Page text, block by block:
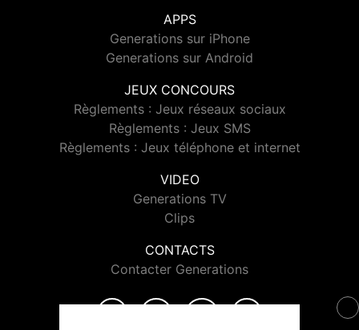
APPS
Generations sur iPhone
Generations sur Android
JEUX CONCOURS
Règlements : Jeux réseaux sociaux
Règlements : Jeux SMS
Règlements : Jeux téléphone et internet
VIDEO
Generations TV
Clips
CONTACTS
Contacter Generations